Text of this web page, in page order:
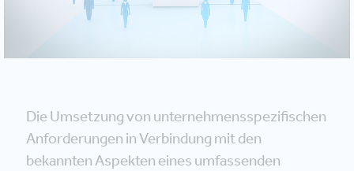
Die Umsetzung von unternehmensspezifischen
Anforderungen in Verbindung mit den
bekannten Aspekten eines umfassenden